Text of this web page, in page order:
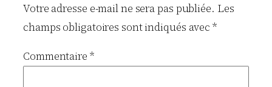
Votre adresse e-mail ne sera pas publiée. Les
champs obligatoires sont indiqués avec*
Commentaire *